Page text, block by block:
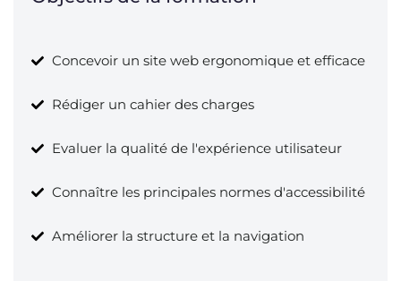
Concevoir un site web ergonomique et efficace
Rédiger un cahier des charges
Evaluer la qualité de l'expérience utilisateur
Connaître les principales normes d'accessibilité
Améliorer la structure et la navigation